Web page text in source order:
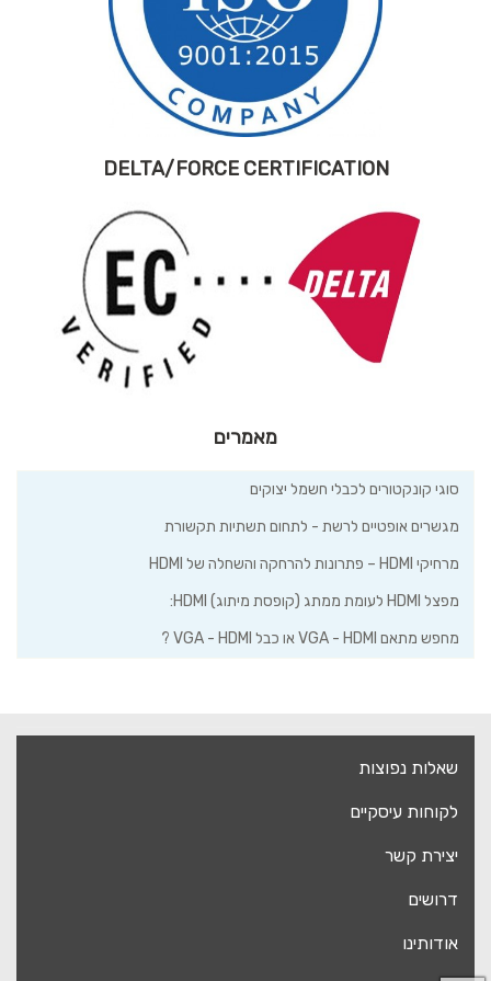
DELTA/FORCE CERTIFICATION
מאמרים
סוגי קונקטורים לכבלי חשמל יצוקים
מגשרים אופטיים לרשת - לתחום תשתיות תקשורת
מרחיקי HDMI – פתרונות להרחקה והשחלה של HDMI
מפצל HDMI לעומת ממתג (קופסת מיתוג) HDMI:
מחפש מתאם VGA - HDMI או כבל VGA - HDMI ?
שאלות נפוצות
לקוחות עיסקיים
יצירת קשר
דרושים
אודותינו